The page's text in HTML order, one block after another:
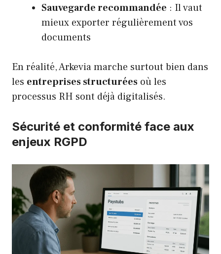
Sauvegarde recommandée : Il vaut
mieux exporter régulièrement vos
documents
En réalité, Arkevia marche surtout bien dans
les entreprises structurées où les
processus RH sont déjà digitalisés.
Sécurité et conformité face aux
enjeux RGPD